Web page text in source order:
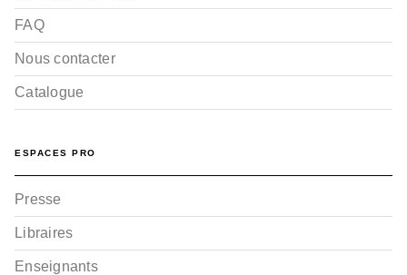
FAQ
Nous contacter
Catalogue
ESPACES PRO
Presse
Libraires
Enseignants